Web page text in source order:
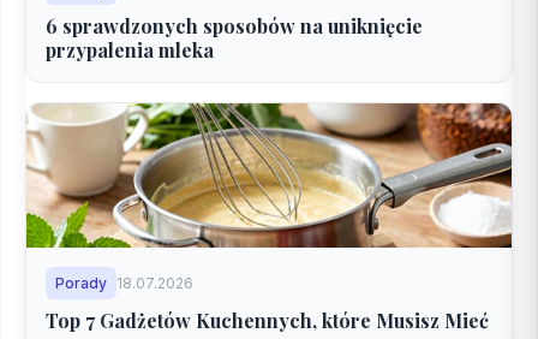
6 sprawdzonych sposobów na uniknięcie
przypalenia mleka
Porady 18.07.2026
Top 7 Gadżetów Kuchennych, które Musisz Mieć